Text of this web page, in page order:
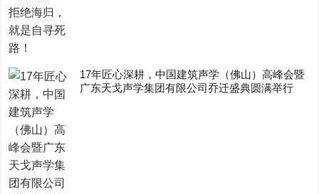
17年匠心深耕，中国建筑声学（佛山）高峰会暨
广东天戈声学集团有限公司乔迁盛典圆满举行